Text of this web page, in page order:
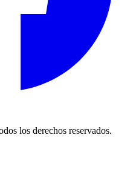
los derechos reservados.